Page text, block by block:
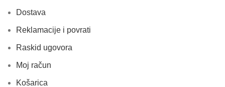
Dostava
Reklamacije i povrati
Raskid ugovora
Moj račun
Košarica